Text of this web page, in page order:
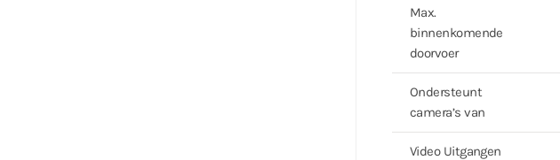
Max.
binnenkomende
doorvoer
Ondersteunt
camera’s van
Video Uitgangen